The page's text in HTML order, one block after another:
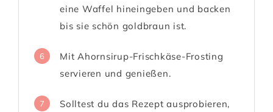
eine Waffel hineingeben und backen
bis sie schön goldbraun ist.
6
Mit Ahornsirup-Frischkäse-Frosting
servieren und genießen.
7
Solltest du das Rezept ausprobieren,